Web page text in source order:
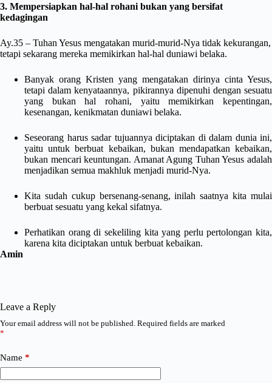
3. Mempersiapkan hal-hal rohani bukan yang bersifat
kedagingan
Ay.35 – Tuhan Yesus mengatakan murid-murid-Nya tidak kekurangan,
tetapi sekarang mereka memikirkan hal-hal duniawi belaka.
Banyak orang Kristen yang mengatakan dirinya cinta Yesus,
tetapi dalam kenyataannya, pikirannya dipenuhi dengan sesuatu
yang bukan hal rohani, yaitu memikirkan kepentingan,
kesenangan, kenikmatan duniawi belaka.
Seseorang harus sadar tujuannya diciptakan di dalam dunia ini,
yaitu untuk berbuat kebaikan, bukan mendapatkan kebaikan,
bukan mencari keuntungan. Amanat Agung Tuhan Yesus adalah
menjadikan semua makhluk menjadi murid-Nya.
Kita sudah cukup bersenang-senang, inilah saatnya kita mulai
berbuat sesuatu yang kekal sifatnya.
Perhatikan orang di sekeliling kita yang perlu pertolongan kita,
karena kita diciptakan untuk berbuat kebaikan.
Amin
Leave a Reply
Your email address will not be published. Required fields are marked
*
Name *